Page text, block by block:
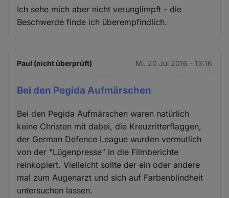
Ich sehe mich aber nicht verunglimpft - die
Beschwerde finde ich überempfindlich.
Paul (nicht überprüft) Mi. 20 Jul 2016 - 13:16
Bei den Pegida Aufmärschen
Bei den Pegida Aufmärschen waren natürlich
keine Christen mit dabei, die Kreuzritterflaggen,
der German Defence League wurden vermutlich
von der "Lügenpresse" in die Filmberichte
reinkopiert. Vielleicht sollte der ein oder andere
mal zum Augenarzt und sich auf Farbenblindheit
untersuchen lassen.